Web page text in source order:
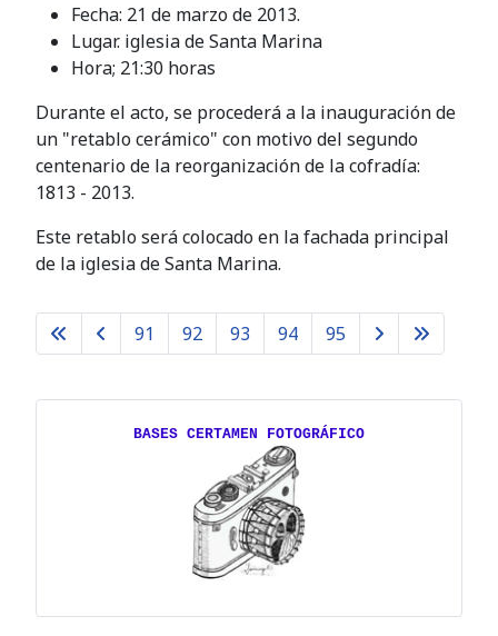
Fecha: 21 de marzo de 2013.
Lugar. iglesia de Santa Marina
Hora; 21:30 horas
Durante el acto, se procederá a la inauguración de
un "retablo cerámico" con motivo del segundo
centenario de la reorganización de la cofradía:
1813 - 2013.
Este retablo será colocado en la fachada principal
de la iglesia de Santa Marina.
91 92 93 94 95
BASES CERTAMEN FOTOGRÁFICO